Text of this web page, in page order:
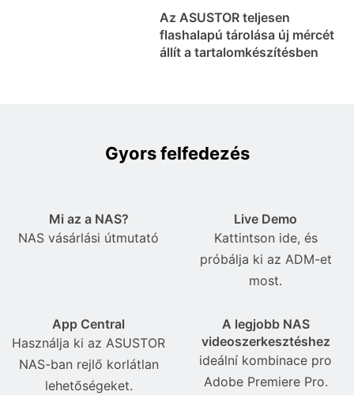
Az ASUSTOR teljesen
flashalapú tárolása új mércét
állít a tartalomkészítésben
Gyors felfedezés
Mi az a NAS?
NAS vásárlási útmutató
Live Demo
Kattintson ide, és
próbálja ki az ADM-et
most.
App Central
Használja ki az ASUSTOR
NAS-ban rejlő korlátlan
lehetőségeket.
A legjobb NAS
videoszerkesztéshez
ideální kombinace pro
Adobe Premiere Pro.